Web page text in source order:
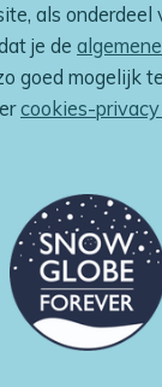
o
k
als onderdeel
je de
goed mogelijk
cookies-